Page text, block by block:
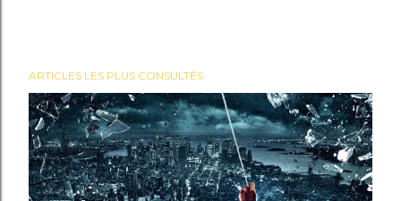
ARTICLES LES PLUS CONSULTÉS